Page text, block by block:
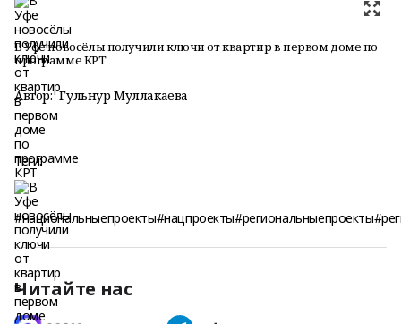
В Уфе новосёлы получили ключи от квартир в первом доме по
программе КРТ
Автор: Гульнур Муллакаева
Теги:
Читайте нас